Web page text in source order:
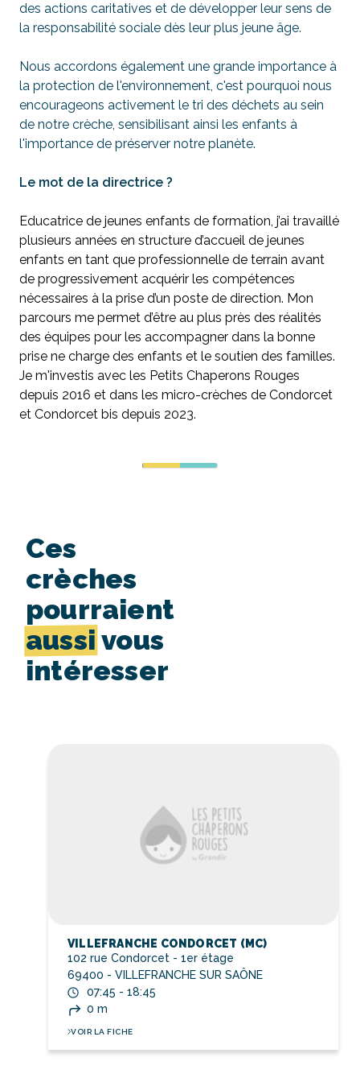
des actions caritatives et de développer leur sens de
la responsabilité sociale dès leur plus jeune âge.
Nous accordons également une grande importance à
la protection de l'environnement, c'est pourquoi nous
encourageons activement le tri des déchets au sein
de notre crèche, sensibilisant ainsi les enfants à
l'importance de préserver notre planète.
Le mot de la directrice ?
Educatrice de jeunes enfants de formation, j’ai travaillé
plusieurs années en structure d’accueil de jeunes
enfants en tant que professionnelle de terrain avant
de progressivement acquérir les compétences
nécessaires à la prise d’un poste de direction. Mon
parcours me permet d’être au plus près des réalités
des équipes pour les accompagner dans la bonne
prise ne charge des enfants et le soutien des familles.
Je m'investis avec les Petits Chaperons Rouges
depuis 2016 et dans les micro-crèches de Condorcet
et Condorcet bis depuis 2023.
Ces
crèches
pourraient
aussi vous
intéresser
VILLEFRANCHE CONDORCET (MC)
102 rue Condorcet - 1er étage
69400 - VILLEFRANCHE SUR SAÔNE
07:45 - 18:45
0 m
VOIR LA FICHE